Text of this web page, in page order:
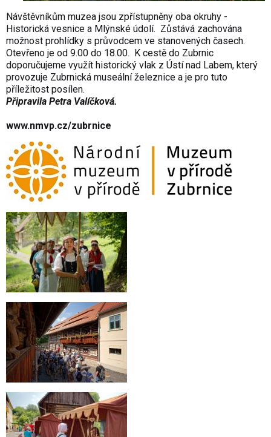
Návštěvníkům muzea jsou zpřístupněny oba okruhy -
Historická vesnice a Mlýnské údolí. Zůstává zachována
možnost prohlídky s průvodcem ve stanovených časech.
Otevřeno je od 9.00 do 18.00. K cestě do Zubrnic
doporučujeme využít historický vlak z Ústí nad Labem, který
provozuje Zubrnická museální železnice a je pro tuto
příležitost posílen.
Připravila Petra Valíčková.
www.nmvp.cz/zubrnice